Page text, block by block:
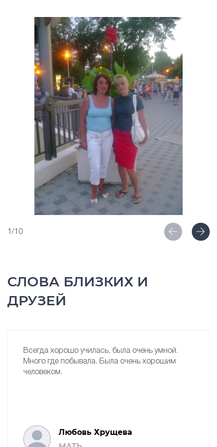
1/10
СЛОВА БЛИЗКИХ И
ДРУЗЕЙ
Всегда хорошо училась, была очень умной.
Много где побывала. Была очень хорошим
человеком.
Любовь Хрущева